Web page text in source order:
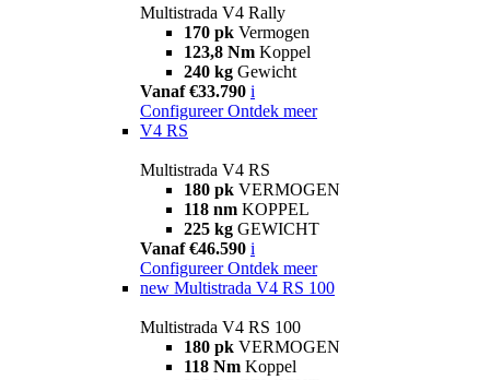
Multistrada V4 Rally
170 pk Vermogen
123,8 Nm Koppel
240 kg Gewicht
Vanaf €33.790 i
Configureer Ontdek meer
V4 RS
Multistrada V4 RS
180 pk VERMOGEN
118 nm KOPPEL
225 kg GEWICHT
Vanaf €46.590 i
Configureer Ontdek meer
new Multistrada V4 RS 100
Multistrada V4 RS 100
180 pk VERMOGEN
118 Nm Koppel